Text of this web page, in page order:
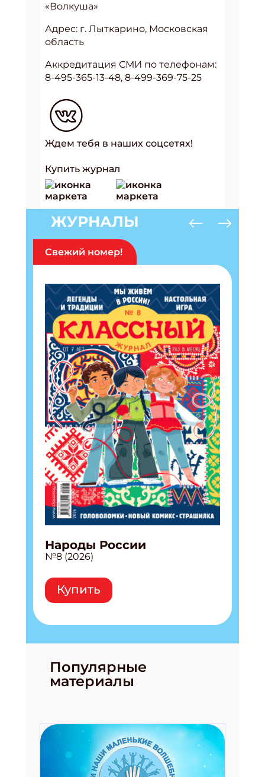
«Волкуша»
Адрес: г. Лыткарино, Московская
область
Аккредитация СМИ по телефонам:
8-495-365-13-48, 8-499-369-75-25
Ждем тебя в наших соцсетях!
Купить журнал
ЖУРНАЛЫ
Свежий номер!
Народы России
№8 (2026)
Купить
Популярные
материалы